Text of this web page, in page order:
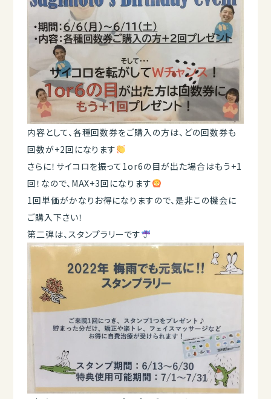
内容として、各種回数券をご購入の方は、どの回数券も
回数が+2回になります
さらに！サイコロを振って1or6の目が出た場合はもう+1
回！なので、MAX+3回になります
1回単価がかなりお得になりますので、是非この機会に
ご購入下さい！
第二弾は、スタンプラリーです